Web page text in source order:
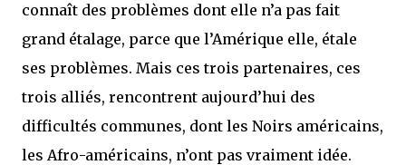
connaît des problèmes dont elle n’a pas fait
grand étalage, parce que l’Amérique elle, étale
ses problèmes. Mais ces trois partenaires, ces
trois alliés, rencontrent aujourd’hui des
difficultés communes, dont les Noirs américains,
les Afro-américains, n’ont pas vraiment idée.